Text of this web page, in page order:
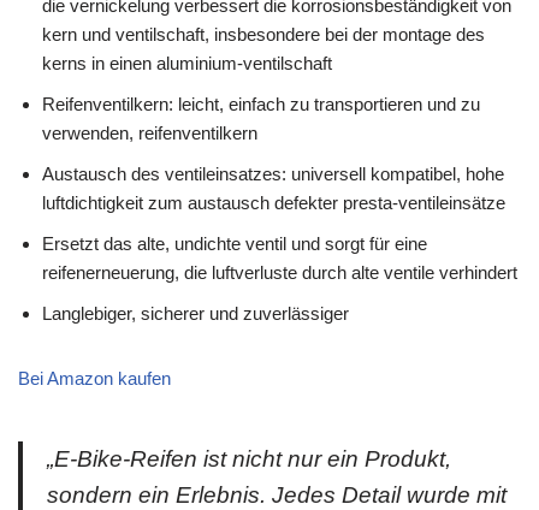
die vernickelung verbessert die korrosionsbeständigkeit von
kern und ventilschaft, insbesondere bei der montage des
kerns in einen aluminium-ventilschaft
Reifenventilkern: leicht, einfach zu transportieren und zu
verwenden, reifenventilkern
Austausch des ventileinsatzes: universell kompatibel, hohe
luftdichtigkeit zum austausch defekter presta-ventileinsätze
Ersetzt das alte, undichte ventil und sorgt für eine
reifenerneuerung, die luftverluste durch alte ventile verhindert
Langlebiger, sicherer und zuverlässiger
Bei Amazon kaufen
„E-Bike-Reifen ist nicht nur ein Produkt,
sondern ein Erlebnis. Jedes Detail wurde mit